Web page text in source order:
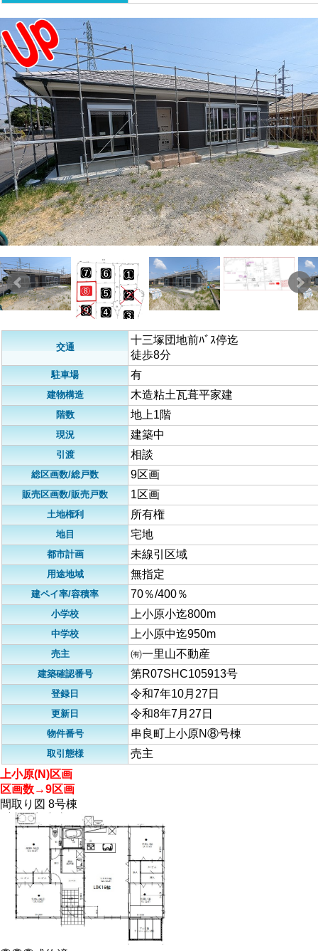
交通
十三塚団地前ﾊﾞｽ停迄
徒歩8分
駐車場 有
建物構造 木造粘土瓦葺平家建
階数 地上1階
現況 建築中
引渡 相談
総区画数/総戸数 9区画
販売区画数/販売戸数 1区画
土地権利 所有権
地目 宅地
都市計画 未線引区域
用途地域 無指定
建ペイ率/容積率 70％/400％
小学校 上小原小迄800m
中学校 上小原中迄950m
売主 ㈲一里山不動産
建築確認番号 第R07SHC105913号
登録日 令和7年10月27日
更新日 令和8年7月27日
物件番号 串良町上小原N⑧号棟
取引態様
売主
上小原(N)区画
区画数→9区画
間取り図 8号棟